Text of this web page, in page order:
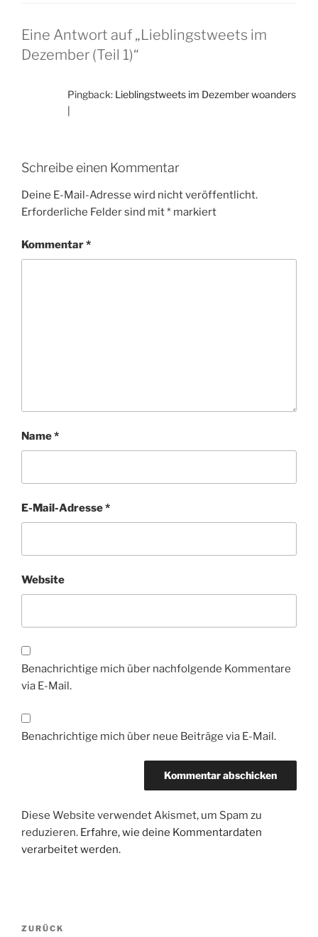
Eine Antwort auf „Lieblingstweets im
Dezember (Teil 1)“
Pingback: Lieblingstweets im Dezember woanders
Schreibe einen Kommentar
Deine E-Mail-Adresse wird nicht veröffentlicht.
Erforderliche Felder sind mit* markiert
Kommentar*
Name*
E-Mail-Adresse*
Website
Benachrichtige mich über nachfolgende Kommentare
via E-Mail.
Benachrichtige mich über neue Beiträge via E-Mail.
Diese Website verwendet Akismet, um Spam zu
reduzieren. Erfahre, wie deine Kommentardaten
verarbeitet werden.
Beitragsnavigation
Vorheriger
ZURÜCK